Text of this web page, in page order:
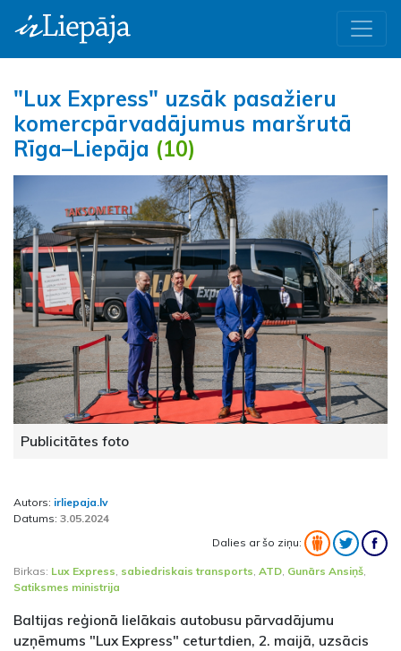
"Lux Express" uzsāk pasažieru
komercpārvadājumus maršrutā
Rīga–Liepāja (10)
Publicitātes foto
Autors: irliepaja.lv
Datums: 3.05.2024
Dalies ar šo ziņu:
Birkas: Lux Express, sabiedriskais transports, ATD, Gunārs Ansiņš,
Satiksmes ministrija
Baltijas reģionā lielākais autobusu pārvadājumu
uzņēmums "Lux Express" ceturtdien, 2. maijā, uzsācis